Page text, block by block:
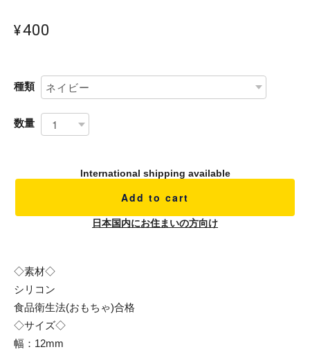
¥400
種類
数量
International shipping available
Add to cart
日本国内にお住まいの方向け
◇素材◇
シリコン
食品衛生法(おもちゃ)合格
◇サイズ◇
幅：12mm